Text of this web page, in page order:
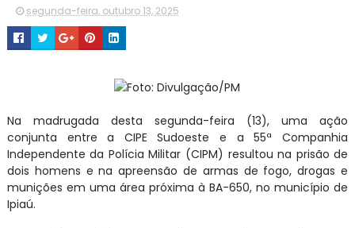
segunda-feira, outubro 13, 2025
Foto: Divulgação/PM
Na madrugada desta segunda-feira (13), uma ação
conjunta entre a CIPE Sudoeste e a 55ª Companhia
Independente da Polícia Militar (CIPM) resultou na prisão de
dois homens e na apreensão de armas de fogo, drogas e
munições em uma área próxima à BA-650, no município de
Ipiaú.